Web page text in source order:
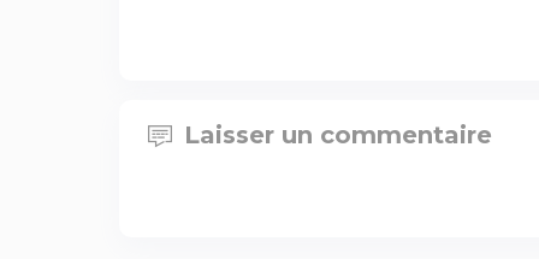
Laisser un commentaire